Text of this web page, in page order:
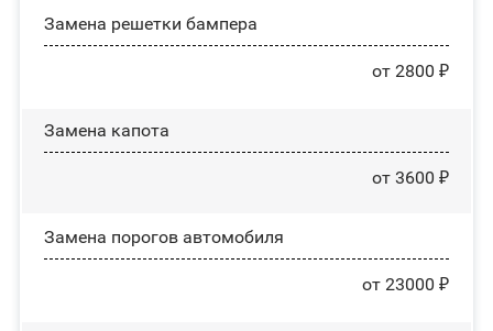
Замена решетки бампера
от 2800 ₽
Замена капота
от 3600 ₽
Замена порогов автомобиля
от 23000 ₽